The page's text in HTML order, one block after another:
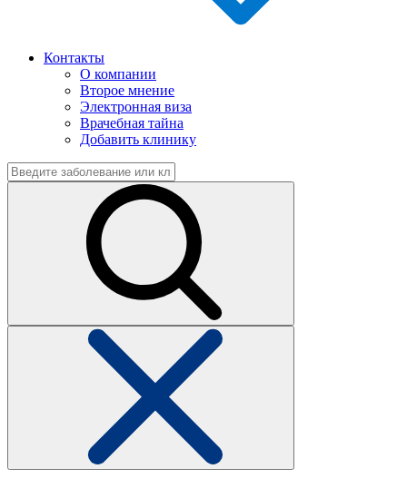
Контакты
О компании
Второе мнение
Электронная виза
Врачебная тайна
Добавить клинику